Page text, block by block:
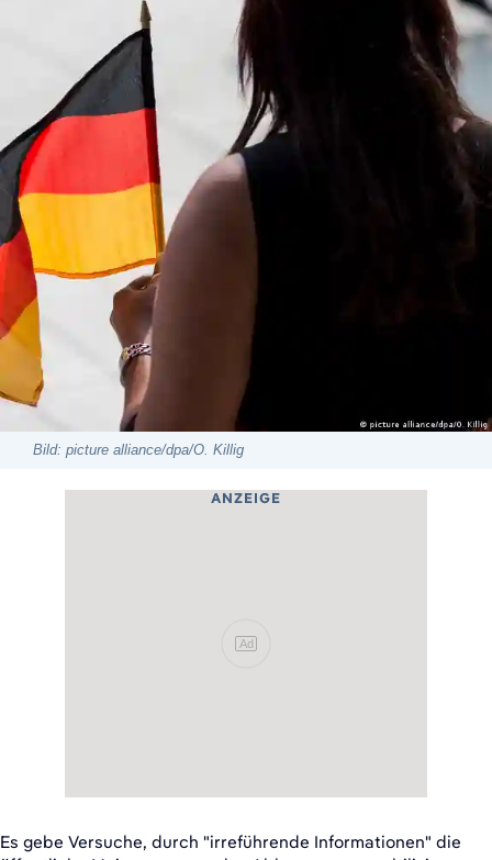
Bild: picture alliance/dpa/O. Killig
ANZEIGE
Ad
Es gebe Versuche, durch "irreführende Informationen" die